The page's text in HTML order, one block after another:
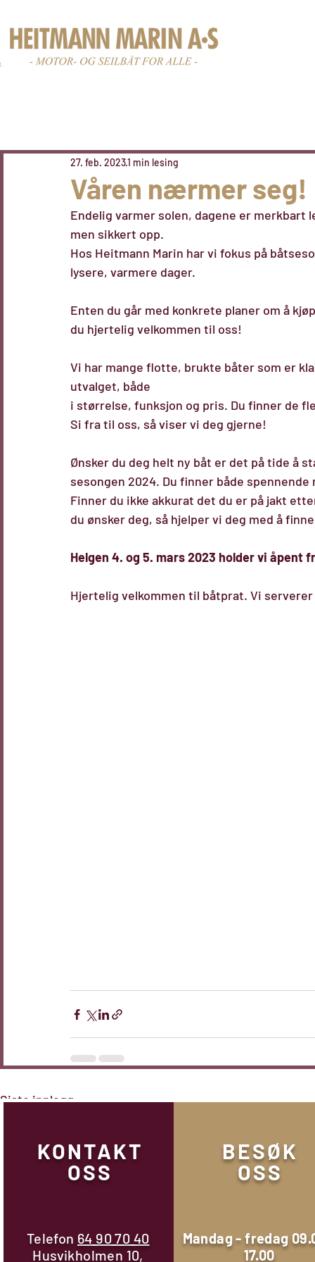
Våren nærmer seg!
27. feb. 20231 min lesing
Endelig varmer solen, dagene er
men sikkert opp.
Hos Heitmann Marin har vi fokus på
lysere, varmere dager.
Enten du går med konkrete planer om å
du hjertelig velkommen til oss!
Vi har mange flotte, brukte båter som er
utvalget, både
i størrelse, funksjon og pris. Du finner de
Si fra til oss, så viser vi deg gjerne!
Ønsker du deg helt ny båt er det på tide å
sesongen 2024. Du finner både
Finner du ikke akkurat det du er på jakt
du ønsker deg, så hjelper vi deg med å
Helgen 4. og 5. mars 2023 holder vi åpent
Hjertelig velkommen til båtprat. Vi
Siste innlegg
KONTAKT
OSS
Telefon 64 90 70 40
Husvikholmen 10,
BESØK
OSS
Mandag - fredag
17.00